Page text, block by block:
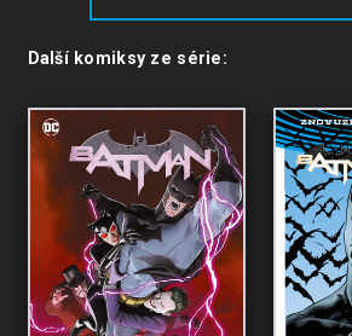
Další komiksy ze série: